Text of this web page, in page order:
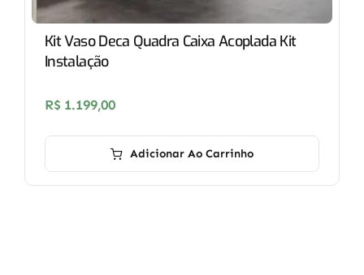
Kit Vaso Deca Quadra Caixa Acoplada Kit
Instalação
R$ 1.199,00
Adicionar Ao Carrinho